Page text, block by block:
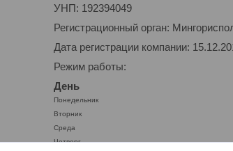
УНП: 192394049
Регистрационный орган:
Дата регистрации компании:
Режим работы:
День
Понедельник
Вторник
Среда
Четверг